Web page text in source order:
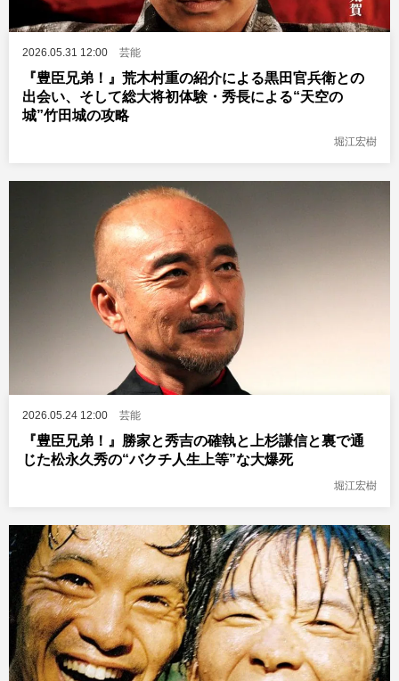
2026.05.31 12:00 芸能
『豊臣兄弟！』荒木村重の紹介による黒田官兵衛との
出会い、そして総大将初体験・秀長による“天空の
城”竹田城の攻略
堀江宏樹
2026.05.24 12:00 芸能
『豊臣兄弟！』勝家と秀吉の確執と上杉謙信と裏で通
じた松永久秀の“バクチ人生上等”な大爆死
堀江宏樹